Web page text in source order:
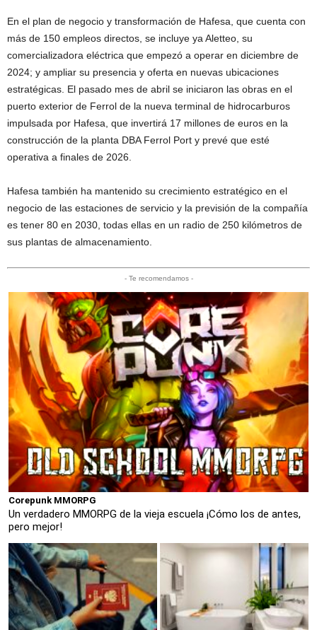
En el plan de negocio y transformación de Hafesa, que cuenta con
más de 150 empleos directos, se incluye ya Aletteo, su
comercializadora eléctrica que empezó a operar en diciembre de
2024; y ampliar su presencia y oferta en nuevas ubicaciones
estratégicas. El pasado mes de abril se iniciaron las obras en el
puerto exterior de Ferrol de la nueva terminal de hidrocarburos
impulsada por Hafesa, que invertirá 17 millones de euros en la
construcción de la planta DBA Ferrol Port y prevé que esté
operativa a finales de 2026.
Hafesa también ha mantenido su crecimiento estratégico en el
negocio de las estaciones de servicio y la previsión de la compañía
es tener 80 en 2030, todas ellas en un radio de 250 kilómetros de
sus plantas de almacenamiento.
- Te recomendamos -
Corepunk MMORPG
Un verdadero MMORPG de la vieja escuela ¡Cómo los de antes,
pero mejor!